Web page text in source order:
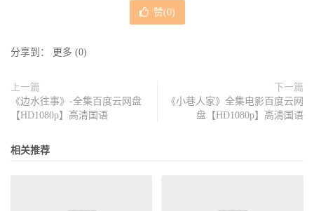
赞(0)
分享到： 更多 (0)
上一篇
《边水往事》-全集百度云网盘
【HD1080p】高清国语
下一篇
《小巷人家》全集电影百度云网
盘【HD1080p】高清国语
相关推荐